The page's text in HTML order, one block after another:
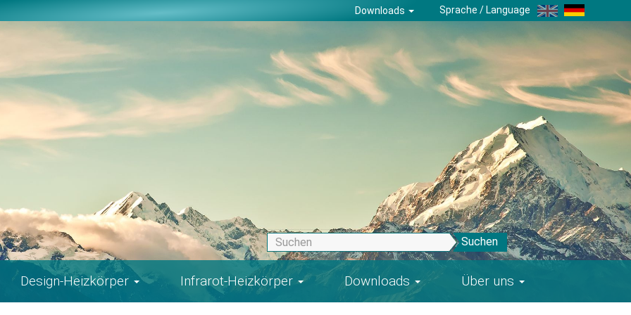
Downloads Sprache / Language
Suchen
Design-Heizkörper Infrarot-Heizkörper Downloads Über uns